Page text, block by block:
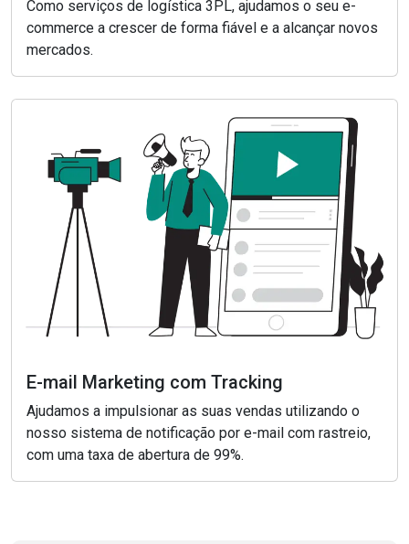
Como serviços de logística 3PL, ajudamos o seu e-
commerce a crescer de forma fiável e a alcançar novos
mercados.
E-mail Marketing com Tracking
Ajudamos a impulsionar as suas vendas utilizando o
nosso sistema de notificação por e-mail com rastreio,
com uma taxa de abertura de 99%.